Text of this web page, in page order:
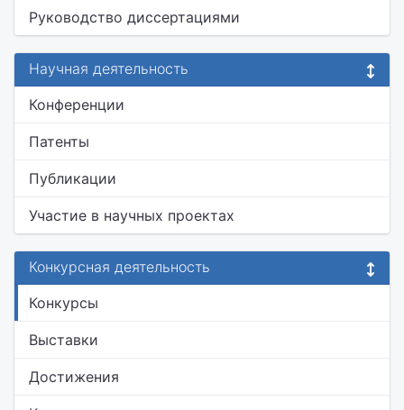
Руководство диссертациями
Научная деятельность
Конференции
Патенты
Публикации
Участие в научных проектах
Конкурсная деятельность
Конкурсы
Выставки
Достижения